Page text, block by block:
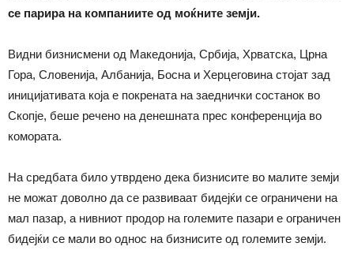
се парира на компаниите од моќните земји.
Видни бизнисмени од Македонија, Србија, Хрватска, Црна
Гора, Словенија, Албанија, Босна и Херцеговина стојат зад
иницијативата која е покрената на заеднички состанок во
Скопје, беше речено на денешната прес конференција во
комората.
На средбата било утврдено дека бизнисите во малите земји
не можат доволно да се развиваат бидејќи се ограничени на
мал пазар, а нивниот продор на големите пазари е ограничен
бидејќи се мали во однос на бизнисите од големите земји.